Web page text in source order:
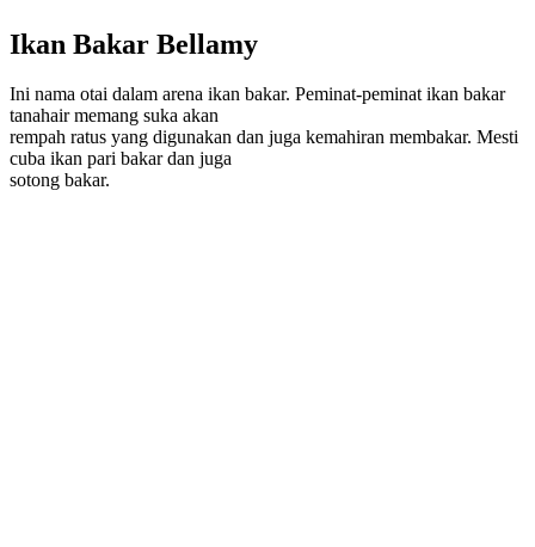
Ikan Bakar Bellamy
Ini nama otai dalam arena ikan bakar. Peminat-peminat ikan bakar
tanahair memang suka akan
rempah ratus yang digunakan dan juga kemahiran membakar. Mesti
cuba ikan pari bakar dan juga
sotong bakar.